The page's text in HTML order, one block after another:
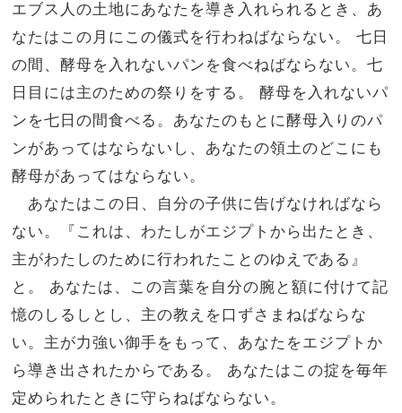
エブス人の土地にあなたを導き入れられるとき、あ
なたはこの月にこの儀式を行わねばならない。 七日
の間、酵母を入れないパンを食べねばならない。七
日目には主のための祭りをする。 酵母を入れないパ
ンを七日の間食べる。あなたのもとに酵母入りのパ
ンがあってはならないし、あなたの領土のどこにも
酵母があってはならない。
あなたはこの日、自分の子供に告げなければなら
ない。『これは、わたしがエジプトから出たとき、
主がわたしのために行われたことのゆえである』
と。 あなたは、この言葉を自分の腕と額に付けて記
憶のしるしとし、主の教えを口ずさまねばならな
い。主が力強い御手をもって、あなたをエジプトか
ら導き出されたからである。 あなたはこの掟を毎年
定められたときに守らねばならない。